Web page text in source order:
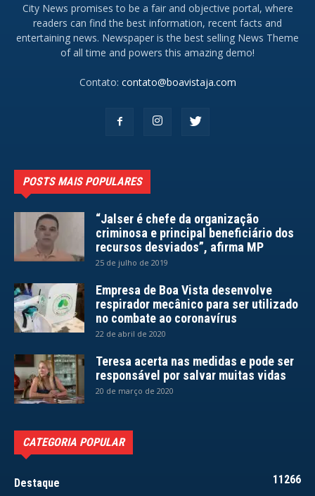
City News promises to be a fair and objective portal, where
readers can find the best information, recent facts and
entertaining news. Newspaper is the best selling News Theme
of all time and powers this amazing demo!
Contato: contato@boavistaja.com
POSTS MAIS POPULARES
“Jalser é chefe da organização
criminosa e principal beneficiário dos
recursos desviados”, afirma MP
25 de julho de 2019
Empresa de Boa Vista desenvolve
respirador mecânico para ser utilizado
no combate ao coronavírus
22 de abril de 2020
Teresa acerta nas medidas e pode ser
responsável por salvar muitas vidas
20 de março de 2020
CATEGORIA POPULAR
Destaque
11266